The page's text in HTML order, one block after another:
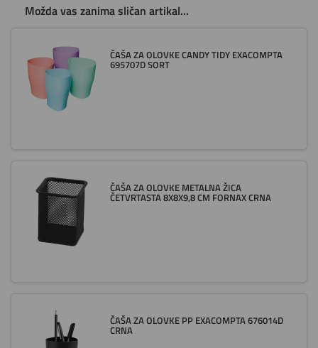
Možda vas zanima sličan artikal...
ČAŠA ZA OLOVKE CANDY TIDY EXACOMPTA
695707D SORT
ČAŠA ZA OLOVKE METALNA ŽICA
ČETVRTASTA 8X8X9,8 CM FORNAX CRNA
ČAŠA ZA OLOVKE PP EXACOMPTA 676014D
CRNA